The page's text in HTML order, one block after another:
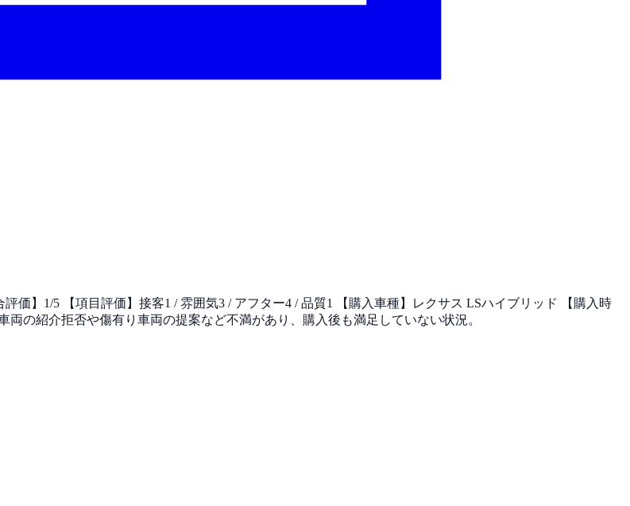
価】1/5 【項目評価】接客1 / 雰囲気3 / アフター4 / 品質1 【購入車種】レクサス LSハイブリッド 【購入時
両の紹介拒否や傷有り車両の提案など不満があり、購入後も満足していない状況。